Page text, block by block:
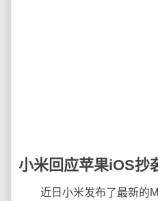
小米回应苹果iOS抄
近日小米发布了最新的